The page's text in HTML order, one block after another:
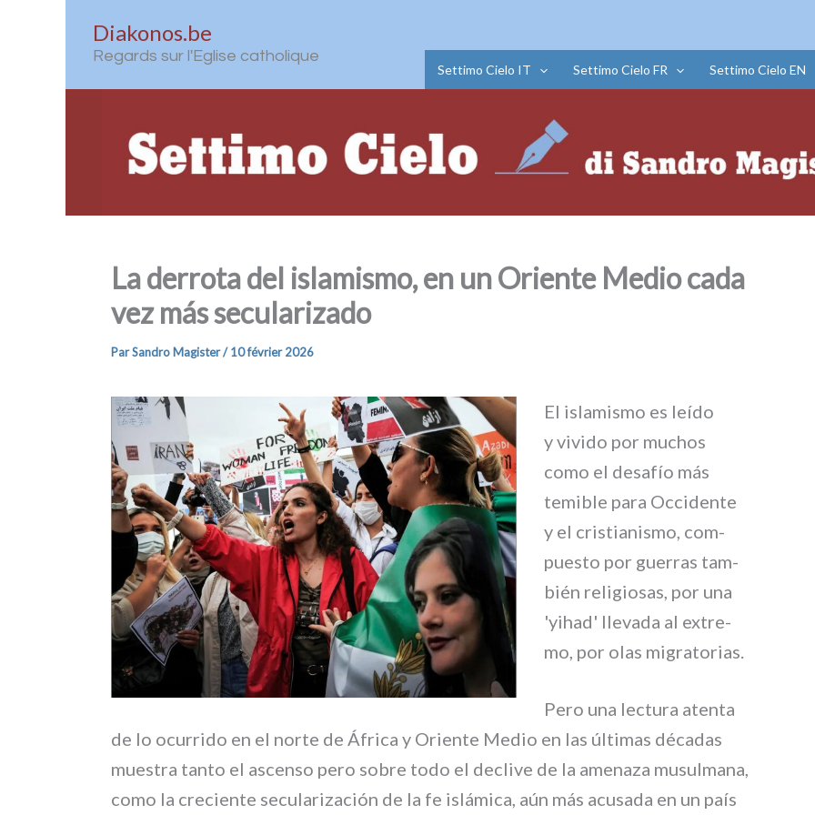
Diakonos.be
Regards sur l'Eglise catholique
Settimo Cielo IT Settimo Cielo FR Settimo Cielo EN
La derrota del islamismo, en un Oriente Medio cada
vez más secularizado
ParSandro Magister/10 février 2026
El isla­mi­smo es leí­do
y vivi­do por muchos
como el desa­fío más
temi­ble para Occidente
y el cri­stia­ni­smo, com­
pue­sto por guer­ras tam­
bién reli­gio­sas, por una
'yihad' lle­va­da al extre­
mo, por olas migra­to­rias.
Pero una lec­tu­ra aten­ta
de lo ocur­ri­do en el nor­te de África y Oriente Medio en las últi­mas déca­das
mue­stra tan­to el ascen­so pero sobre todo el decli­ve de la ame­na­za musul­ma­na,
como la cre­cien­te secu­la­ri­za­ción de la fe islá­mi­ca, aún más acu­sa­da en un país